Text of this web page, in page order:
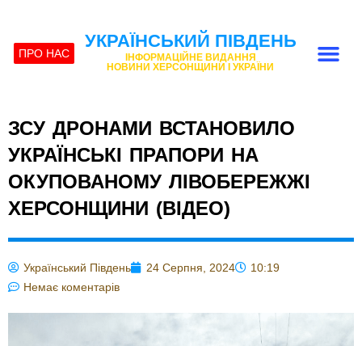
ПРО НАС
УКРАЇНСЬКИЙ ПІВДЕНЬ
ІНФОРМАЦІЙНЕ ВИДАННЯ
НОВИНИ ХЕРСОНЩИНИ І УКРАЇНИ
ЗСУ ДРОНАМИ ВСТАНОВИЛО
УКРАЇНСЬКІ ПРАПОРИ НА
ОКУПОВАНОМУ ЛІВОБЕРЕЖЖІ
ХЕРСОНЩИНИ (ВІДЕО)
Український Південь 24 Серпня, 2024
10:19
Немає коментарів